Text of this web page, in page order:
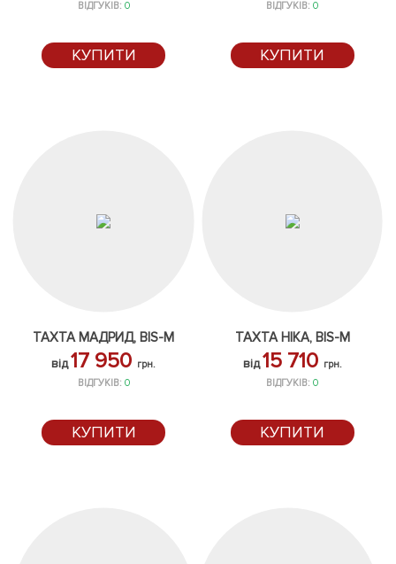
ВІДГУКІВ: 0
КУПИТИ
ВІДГУКІВ:0
КУПИТИ
ТАХТА МАДРИД, BIS-M
від17 950 грн.
ВІДГУКІВ: 0
КУПИТИ
ТАХТА НІКА, BIS-M
від 15 710 грн.
ВІДГУКІВ:0
КУПИТИ